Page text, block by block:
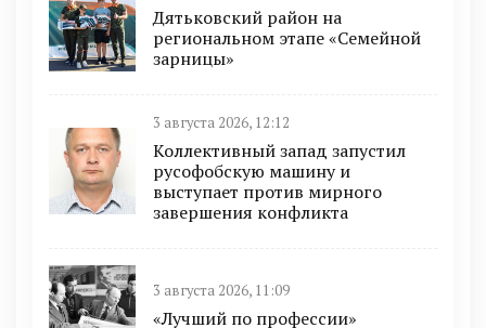
Дятьковский район на
региональном этапе «Семейной
зарницы»
3 августа 2026, 12:12
Коллективный запад запустил
русофобскую машину и
выступает против мирного
завершения конфликта
3 августа 2026, 11:09
«Лучший по профессии»